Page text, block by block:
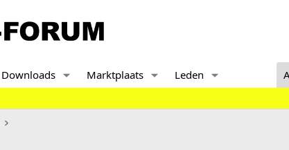
Downloads Marktplaats Leden